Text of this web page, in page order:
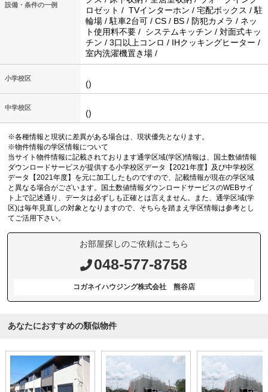
設備・条件の一例
ロゼット / TVインターホン / 宅配ボックス / 駐
輪場 / 駐車2台可 / CS / BS / 防犯カメラ / ネッ
ト使用料不要 / システムキッチン / 対面式キッ
チン / 3口以上コンロ / IHクッキングヒーター /
室内洗濯機置き場 /
小学校区
()
中学校区
()
※各種情報と現状に差異がある場合は、現状優先となります。
※物件情報の学区情報について
当サイト物件情報に記載されております通学区域(学区)情報は、国土数値情報
ダウンロードサービスが提供する小学校区データ【2021年度】及び中学校区
データ【2021年度】を元に加工したものですので、記載情報が現在の学区域
と異なる場合がございます。国土数値情報ダウンロードサービスのWEBサイ
ト上で記述通り、データは必ずしも正確とは言えません。また、通学区域(学
区)は毎年見直しの対象となりますので、そちらを踏まえ学区情報は参考とし
てご活用下さい。
お部屋探しのご依頼はこちら
048-577-8758
コガネイハウジング株式会社 熊谷店
あなたにおすすめの類似物件